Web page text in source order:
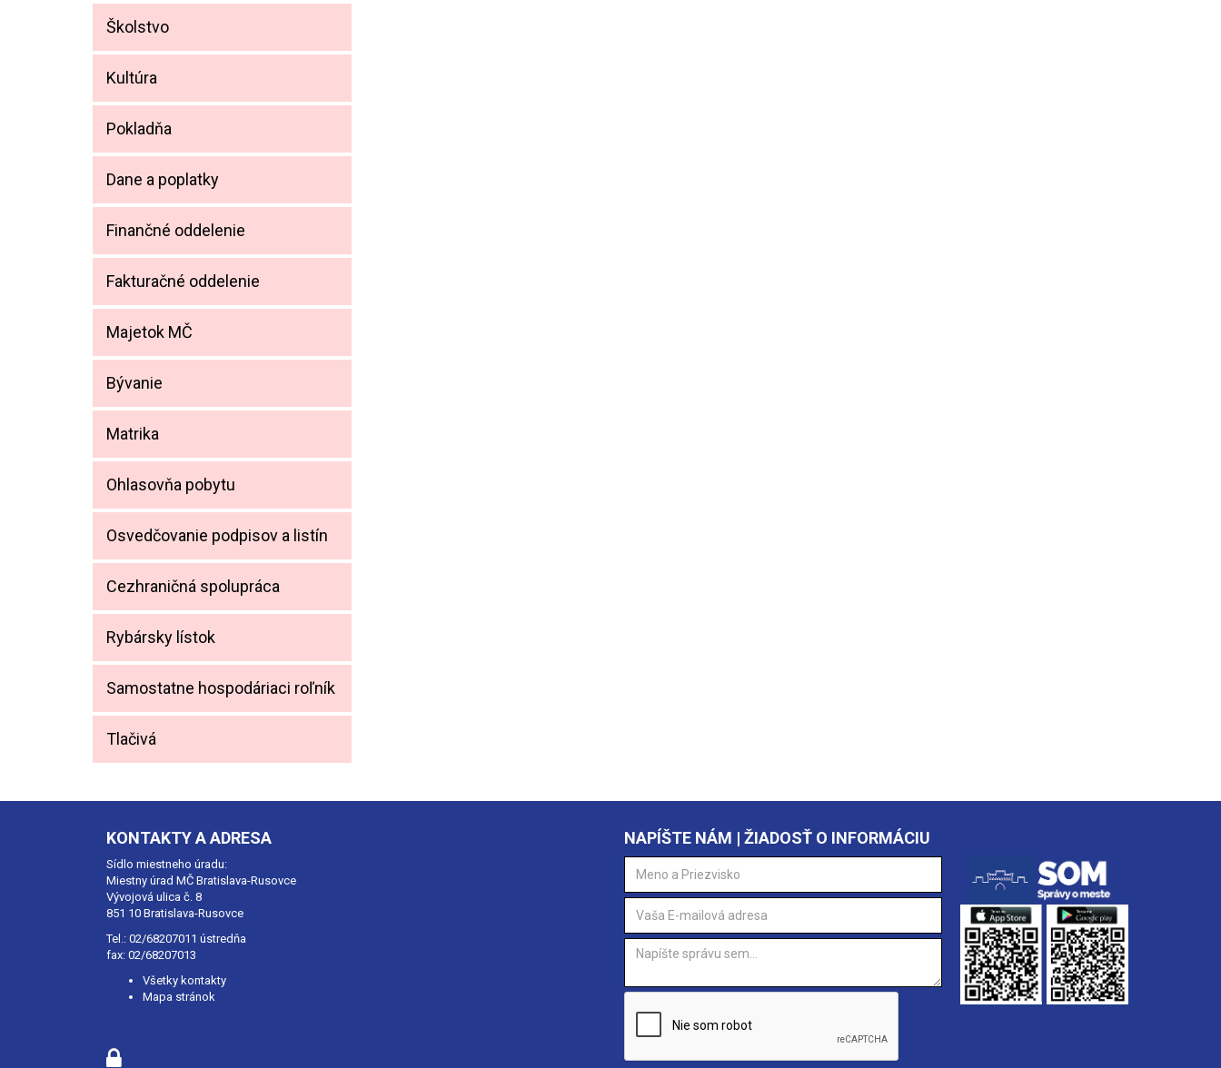
Školstvo
Kultúra
Pokladňa
Dane a poplatky
Finančné oddelenie
Fakturačné oddelenie
Majetok MČ
Bývanie
Matrika
Ohlasovňa pobytu
Osvedčovanie podpisov a listín
Cezhraničná spolupráca
Rybársky lístok
Samostatne hospodáriaci roľník
Tlačivá
KONTAKTY A ADRESA
Sídlo miestneho úradu:
Miestny úrad MČ Bratislava-Rusovce
Vývojová ulica č. 8
851 10 Bratislava-Rusovce
Tel.: 02/68207011 ústredňa
fax: 02/68207013
Všetky kontakty
Mapa stránok
NAPÍŠTE NÁM | ŽIADOSŤ O INFORMÁCIU